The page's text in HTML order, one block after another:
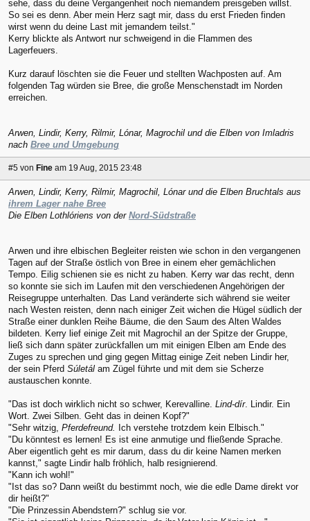
sehe, dass du deine Vergangenheit noch niemandem preisgeben willst.
So sei es denn. Aber mein Herz sagt mir, dass du erst Frieden finden
wirst wenn du deine Last mit jemandem teilst."
Kerry blickte als Antwort nur schweigend in die Flammen des
Lagerfeuers.
Kurz darauf löschten sie die Feuer und stellten Wachposten auf. Am
folgenden Tag würden sie Bree, die große Menschenstadt im Norden
erreichen.
Arwen, Lindir, Kerry, Rilmir, Lónar, Magrochil und die Elben von Imladris
nach Bree und Umgebung
#5 von Fine am 19 Aug, 2015 23:48
Arwen, Lindir, Kerry, Rilmir, Magrochil, Lónar und die Elben Bruchtals aus
ihrem Lager nahe Bree
Die Elben Lothlóriens von der Nord-Südstraße
Arwen und ihre elbischen Begleiter reisten wie schon in den vergangenen
Tagen auf der Straße östlich von Bree in einem eher gemächlichen
Tempo. Eilig schienen sie es nicht zu haben. Kerry war das recht, denn
so konnte sie sich im Laufen mit den verschiedenen Angehörigen der
Reisegruppe unterhalten. Das Land veränderte sich während sie weiter
nach Westen reisten, denn nach einiger Zeit wichen die Hügel südlich der
Straße einer dunklen Reihe Bäume, die den Saum des Alten Waldes
bildeten. Kerry lief einige Zeit mit Magrochil an der Spitze der Gruppe,
ließ sich dann später zurückfallen um mit einigen Elben am Ende des
Zuges zu sprechen und ging gegen Mittag einige Zeit neben Lindir her,
der sein Pferd Súletál am Zügel führte und mit dem sie Scherze
austauschen konnte.
"Das ist doch wirklich nicht so schwer, Kerevalline. Lind-dír. Lindir. Ein
Wort. Zwei Silben. Geht das in deinen Kopf?"
"Sehr witzig, Pferdefreund.
Ich verstehe trotzdem kein Elbisch."
"Du könntest es lernen! Es ist eine anmutige und fließende Sprache.
Aber eigentlich geht es mir darum, dass du dir keine Namen merken
kannst," sagte Lindir halb fröhlich, halb resignierend.
"Kann ich wohl!"
"Ist das so? Dann weißt du bestimmt noch, wie die edle Dame direkt vor
dir heißt?"
"Die Prinzessin Abendstern?" schlug sie vor.